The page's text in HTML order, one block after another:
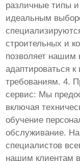
различные типы
идеальным
строительных и
позволяет нашим
адаптироваться
требованиям. 4.
сервис: Мы
включая
обучение
обслуживание.
специалистов
нашим клиентам